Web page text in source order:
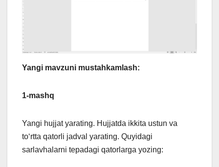
Yangi mavzuni mustahkamlash:
1-mashq
Yangi hujjat yarating. Hujjatda ikkita ustun va
to‘rtta qatorli jadval yarating. Quyidagi
sarlavhalarni tepadagi qatorlarga yozing: